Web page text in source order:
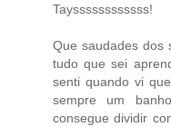
Tayssssssssssss!
Que saudades dos
tudo que sei
senti quando vi
sempre um
consegue dividir